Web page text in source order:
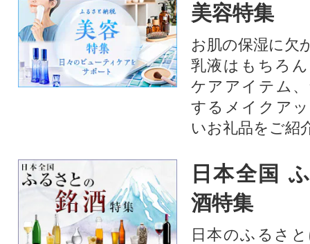
美容特集
お肌の保湿に欠
乳液はもちろ
ケアアイテム
するメイクア
いお礼品をご紹
日本全国
酒特集
日本のふるさ